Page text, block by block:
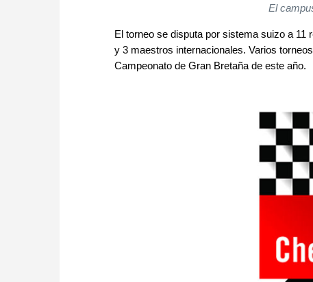
El
El torneo se disputa por sistema suizo a 11
y 3 maestros internacionales. Varios
Campeonato de Gran Bretaña de este año.